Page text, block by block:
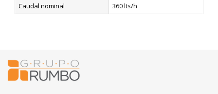
Caudal nominal
360 lts/h